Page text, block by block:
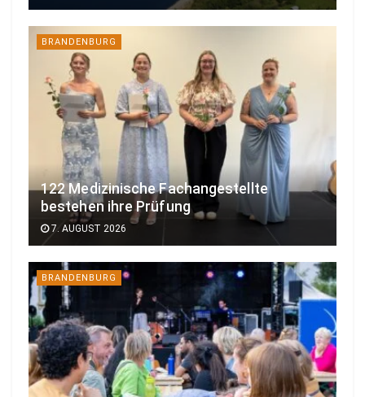
BRANDENBURG
122 Medizinische Fachangestellte
bestehen ihre Prüfung
7. AUGUST 2026
BRANDENBURG